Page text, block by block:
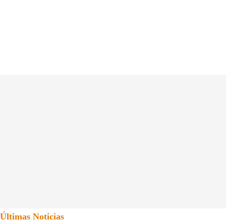
Últimas Noticias